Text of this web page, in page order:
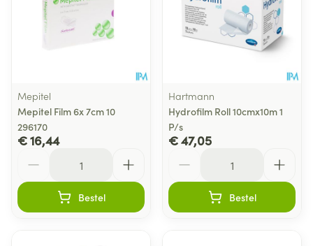
Mepitel
Mepitel Film 6x 7cm 10
296170
€ 16,44
Bestel
Hartmann
Hydrofilm Roll 10cmx10m 1
P/s
€ 47,05
Bestel